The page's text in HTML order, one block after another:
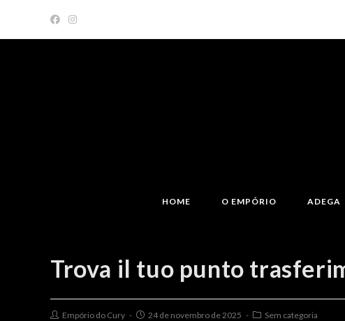
content
HOME O EMPÓRIO ADEGA
Trova il tuo punto
PostEmpório do Cury
Post24 de novembro de 2025
PostSem categoria